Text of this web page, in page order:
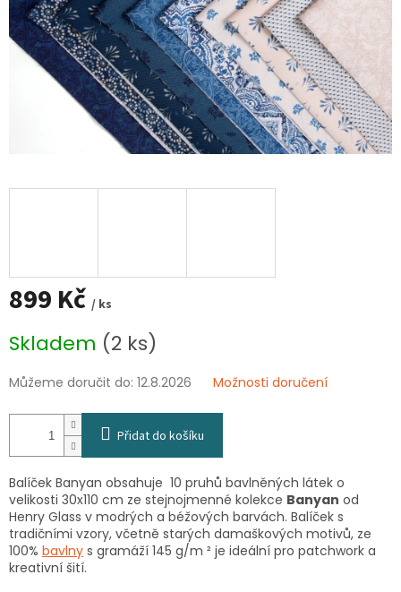
899 Kč / ks
cena:
Skladem (2 ks)
Můžeme doručit do: 12.8.2026 Možnosti doručení
Přidat do košíku
Balíček Banyan obsahuje 10 pruhů bavlněných látek o
velikosti 30x110 cm ze stejnojmenné kolekce Banyan od
Henry Glass v modrých a béžových barvách. Balíček s
tradičními vzory, včetně starých damaškových motivů, ze
100% bavlny s gramáží 145 g/m ² je ideální pro patchwork a
kreativní šití.